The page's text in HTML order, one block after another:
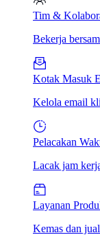
Tim &
Bekerja
Kotak Masuk
Kelola email
Pelacakan
Lacak jam
Layanan
Kemas dan